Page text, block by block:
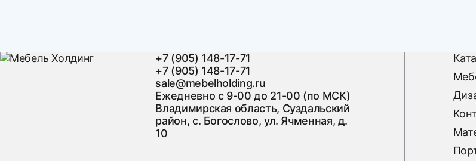
+7 (905) 148-17-71
+7 (905) 148-17-71
sale@mebelholding.ru
Ежедневно с 9-00 до 21-00 (по МСК)
Владимирская область, Суздальский
район, с. Богослово, ул. Ячменная, д.
10